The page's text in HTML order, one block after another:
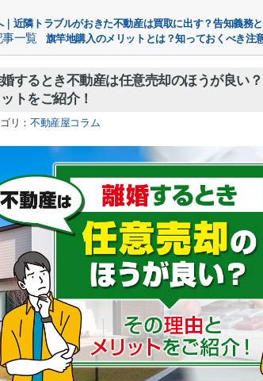
近隣トラブルがおきた不動産は買取に出す？告知義務と
事一覧 旗竿地購入のメリットとは？知っておくべき注
するとき不動産は任意売却のほうが良い
ットをご紹介！
リ：不動産屋コラム